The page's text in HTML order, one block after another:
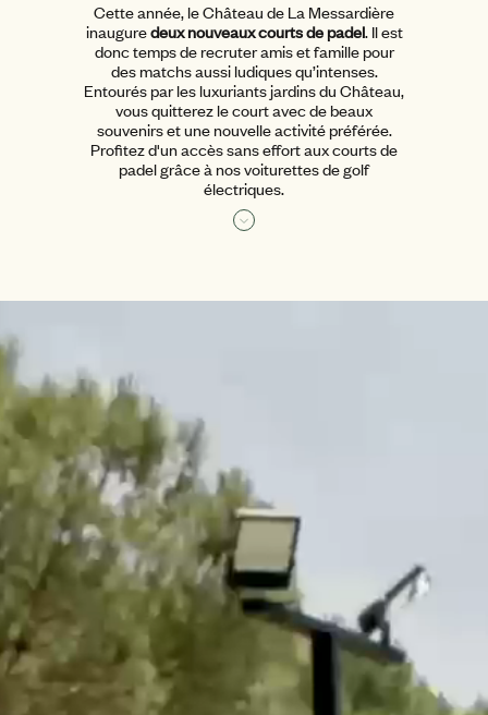
Cette année, le Château de La Messardière
inauguredeux nouveaux courts de padel. Il est
donc temps de recruter amis et famille pour
des matchs aussi ludiques qu’intenses.
Entourés par les luxuriants jardins du Château,
vous quitterez le court avec de beaux
souvenirs et une nouvelle activité préférée.
Profitez d'un accès sans effort aux courts de
padel grâce à nos voiturettes de golf
électriques.
Lire la suite